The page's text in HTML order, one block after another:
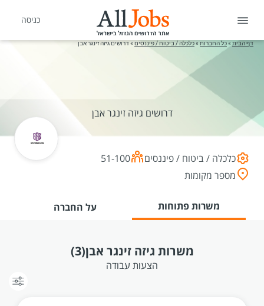
כניסה
דף הבית »כל החברות »כלכלה / ביטוח / פיננסים»דרושים גיזה זינגר אבן
דרושים גיזה זינגר אבן
כלכלה / ביטוח / פיננסים
51-100
מספר מקומות
משרות פתוחות על החברה
משרות גיזה זינגר אבן(3)
הצעות עבודה